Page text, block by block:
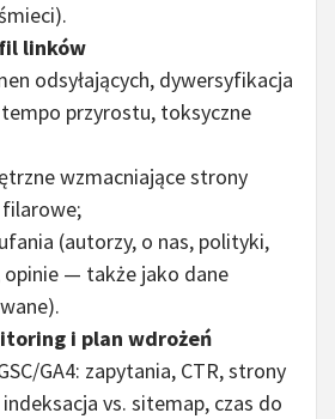
linków
odsyłających, dywersyfikacja
przyrostu, toksyczne
wzmacniające strony
filarowe;
(autorzy, o nas, polityki,
opinie — także jako dane
i plan wdrożeń
GA4: zapytania, CTR, strony
vs. sitemap, czas do